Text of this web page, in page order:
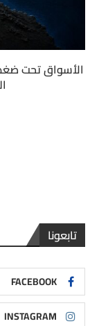
الأسواق تحت
تابعونا
FACEBOOK
INSTAGRAM